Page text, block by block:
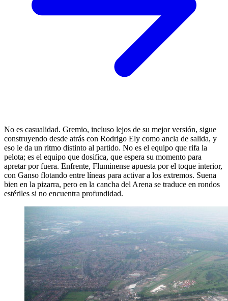
No es casualidad. Gremio, incluso lejos de su mejor versión, sigue
construyendo desde atrás con Rodrigo Ely como ancla de salida, y
eso le da un ritmo distinto al partido. No es el equipo que rifa la
pelota; es el equipo que dosifica, que espera su momento para
apretar por fuera. Enfrente, Fluminense apuesta por el toque interior,
con Ganso flotando entre líneas para activar a los extremos. Suena
bien en la pizarra, pero en la cancha del Arena se traduce en rondos
estériles si no encuentra profundidad.